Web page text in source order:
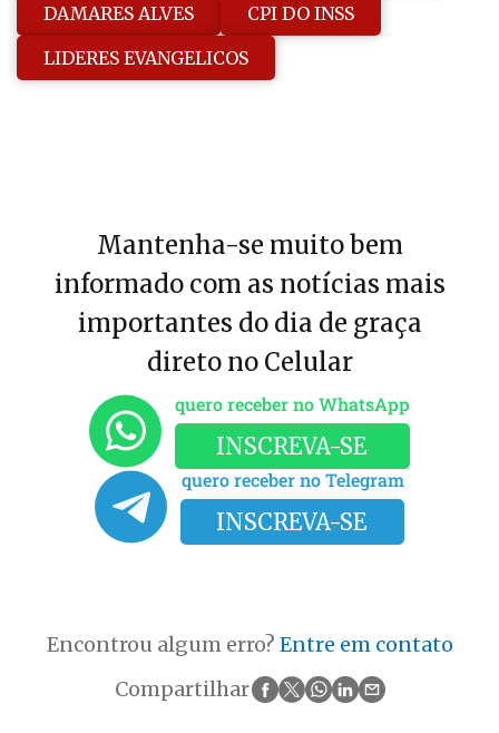
DAMARES ALVES
CPI DO INSS
LIDERES EVANGELICOS
Mantenha-se muito bem
informado com as notícias mais
importantes do dia de graça
direto no Celular
quero receber no WhatsApp
INSCREVA-SE
quero receber no Telegram
INSCREVA-SE
Encontrou algum erro? Entre em contato
Compartilhar